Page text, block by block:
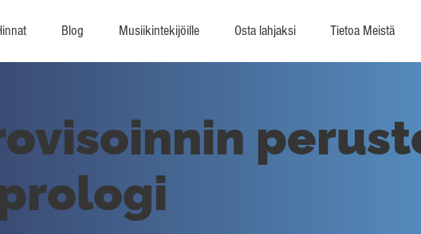
Blog Musiikintekijöille Osta lahjaksi Tietoa Meistä